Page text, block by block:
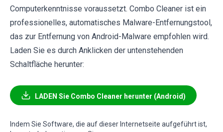
Computerkenntnisse voraussetzt. Combo Cleaner ist ein
professionelles, automatisches Malware-Entfernungstool,
das zur Entfernung von Android-Malware empfohlen wird.
Laden Sie es durch Anklicken der untenstehenden
Schaltfläche herunter:
LADEN Sie Combo Cleaner herunter (Android)
Indem Sie Software, die auf dieser Internetseite aufgeführt ist,